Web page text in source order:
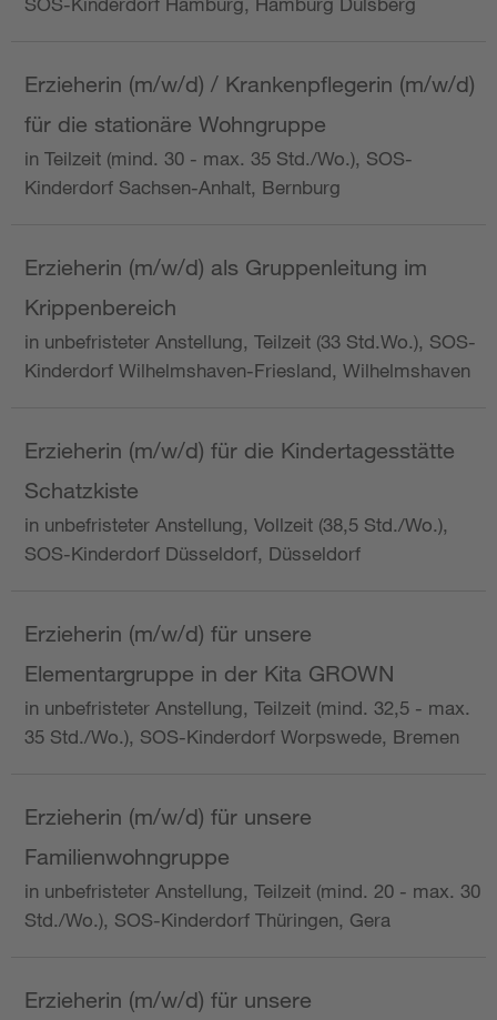
Erzieherin (m/w/d) / Krankenpflegerin (m/w/d)
für die stationäre Wohngruppe
in Teilzeit (mind. 30 - max. 35 Std./Wo.), SOS-
Kinderdorf Sachsen-Anhalt, Bernburg
Erzieherin (m/w/d) als Gruppenleitung im
Krippenbereich
in unbefristeter Anstellung, Teilzeit (33 Std.Wo.), SOS-
Kinderdorf Wilhelmshaven-Friesland, Wilhelmshaven
Erzieherin (m/w/d) für die Kindertagesstätte
Schatzkiste
in unbefristeter Anstellung, Vollzeit (38,5 Std./Wo.),
SOS-Kinderdorf Düsseldorf, Düsseldorf
Erzieherin (m/w/d) für unsere
Elementargruppe in der Kita GROWN
in unbefristeter Anstellung, Teilzeit (mind. 32,5 - max.
35 Std./Wo.), SOS-Kinderdorf Worpswede, Bremen
Erzieherin (m/w/d) für unsere
Familienwohngruppe
in unbefristeter Anstellung, Teilzeit (mind. 20 - max. 30
Std./Wo.), SOS-Kinderdorf Thüringen, Gera
Erzieherin (m/w/d) für unsere